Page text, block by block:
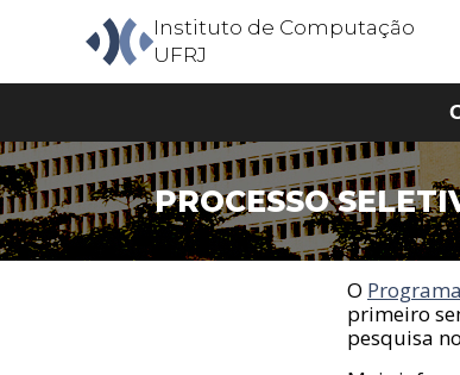
Instituto de Computação
UFRJ
PROCESSO
O
primeiro
pesquisa